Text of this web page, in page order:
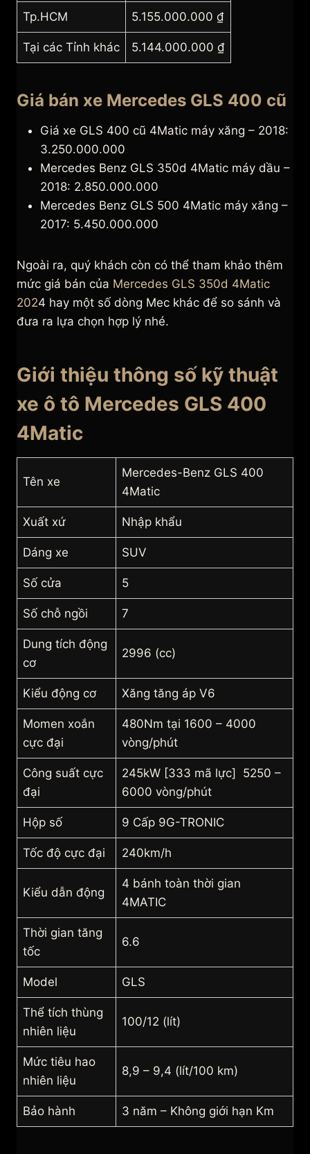
Tp.HCM 5.155.000.000 ₫
Tại các Tỉnh khác 5.144.000.000 ₫
Giá bán xe Mercedes GLS 400 cũ
Giá xe GLS 400 cũ 4Matic máy xăng – 2018:
3.250.000.000
Mercedes Benz GLS 350d 4Matic máy dầu –
2018: 2.850.000.000
Mercedes Benz GLS 500 4Matic máy xăng –
2017: 5.450.000.000
Ngoài ra, quý khách còn có thể tham khảo thêm
mức giá bán của Mercedes GLS 350d 4Matic
2024 hay một số dòng Mec khác để so sánh và
đưa ra lựa chọn hợp lý nhé.
Giới thiệu thông số kỹ thuật
xe ô tô Mercedes GLS 400
4Matic
Tên xe
Mercedes-Benz GLS 400
4Matic
Xuất xứ Nhập khẩu
Dáng xe SUV
Số cửa 5
Số chỗ ngồi 7
Dung tích động
cơ
2996 (cc)
Kiểu động cơ Xăng tăng áp V6
Momen xoắn
cực đại
480Nm tại 1600 – 4000
vòng/phút
Công suất cực
đại
245kW [333 mã lực] 5250 –
6000 vòng/phút
Hộp số 9 Cấp 9G-TRONIC
Tốc độ cực đại 240km/h
Kiểu dẫn động
4 bánh toàn thời gian
4MATIC
Thời gian tăng
tốc
6.6
Model GLS
Thể tích thùng
nhiên liệu
100/12 (lít)
Mức tiêu hao
nhiên liệu
8,9 – 9,4 (lít/100 km)
Bảo hành 3 năm – Không giới hạn Km